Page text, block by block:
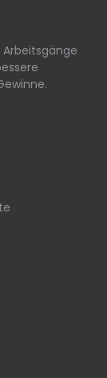
Arbeitsgänge